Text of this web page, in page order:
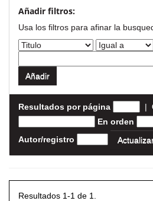
Añadir filtros:
Usa los filtros para afinar la
Resultados por página |
En orden
Autor/registro
Resultados 1-1 de 1.